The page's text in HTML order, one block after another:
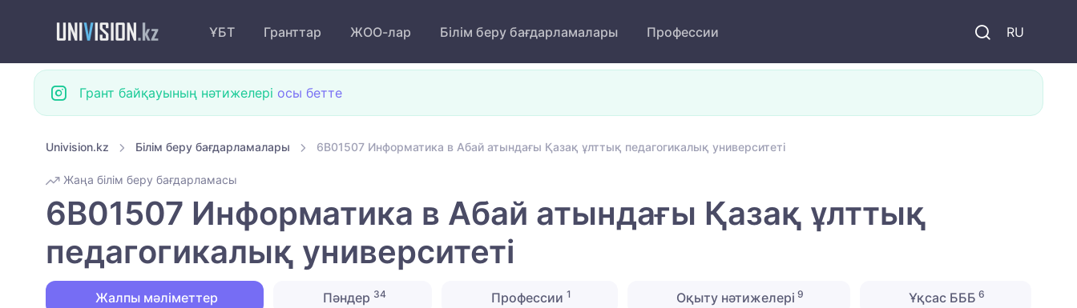
RU
ҰБТ Гранттар ЖОО-лар Білім беру бағдарламалары Профессии
Грант байқауының нәтижелері осы бетте
Univision.kz Білім беру бағдарламалары 6B01507 Информатика в Абай атындағы Қазақ ұлттық педагогикалық университеті
Жаңа білім беру бағдарламасы
6B01507 Информатика в Абай атындағы Қазақ ұлттық
педагогикалық университеті
Жалпы мәліметтер Пәндер 34 Профессии 1 Оқыту нәтижелері 9 Ұқсас БББ 6